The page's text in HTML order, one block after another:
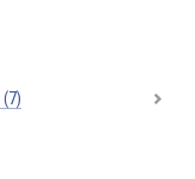
(7)